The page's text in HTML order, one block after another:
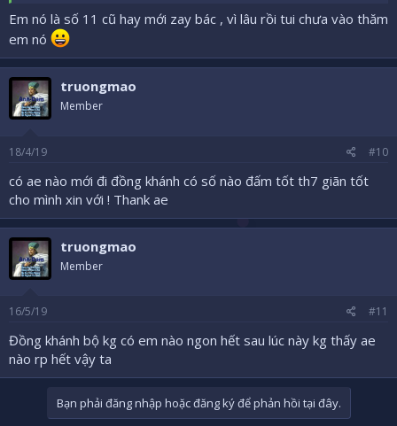
Em nó là số 11 cũ hay mới zay bác , vì lâu rồi tui chưa vào thăm
em nó
truongmao
Member
18/4/19 #10
có ae nào mới đi đồng khánh có số nào đấm tốt th7 giãn tốt
cho mình xin với ! Thank ae
truongmao
Member
16/5/19 #11
Đồng khánh bộ kg có em nào ngon hết sau lúc này kg thấy ae
nào rp hết vậy ta
Bạn phải đăng nhập hoặc đăng ký để phản hồi tại đây.